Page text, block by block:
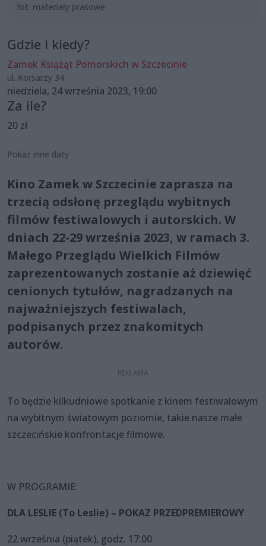
fot. materiały prasowe
Gdzie i kiedy?
Zamek Książąt Pomorskich w Szczecinie
ul. Korsarzy 34
niedziela, 24 września 2023, 19:00
Za ile?
20 zł
Pokaż inne daty
Kino Zamek w Szczecinie zaprasza na
trzecią odsłonę przeglądu wybitnych
filmów festiwalowych i autorskich. W
dniach 22-29 września 2023, w ramach 3.
Małego Przeglądu Wielkich Filmów
zaprezentowanych zostanie aż dziewięć
cenionych tytułów, nagradzanych na
najważniejszych festiwalach,
podpisanych przez znakomitych
autorów.
To będzie kilkudniowe spotkanie z kinem festiwalowym
na wybitnym światowym poziomie, takie nasze małe
szczecińskie konfrontacje filmowe.
W PROGRAMIE:
DLA LESLIE (To Leslie) – POKAZ PRZEDPREMIEROWY
22 września (piątek), godz. 17:00